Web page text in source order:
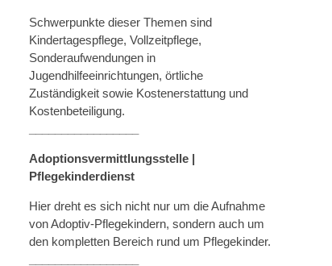
Schwerpunkte dieser Themen sind
Kindertagespflege, Vollzeitpflege,
Sonderaufwendungen in
Jugendhilfeeinrichtungen, örtliche
Zuständigkeit sowie Kostenerstattung und
Kostenbeteiligung.
Adoptionsvermittlungsstelle |
Pflegekinderdienst
Hier dreht es sich nicht nur um die Aufnahme
von Adoptiv-Pflegekindern, sondern auch um
den kompletten Bereich rund um Pflegekinder.